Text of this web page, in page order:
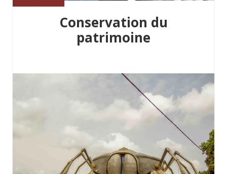
Conservation du
patrimoine